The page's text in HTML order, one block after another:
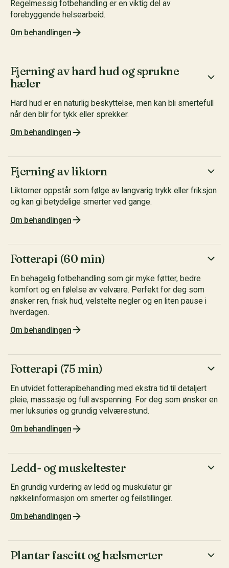
Regelmessig fotbehandling er en viktig del av
forebyggende helsearbeid.
Om behandlingen
Fjerning av hard hud og sprukne
hæler
Hard hud er en naturlig beskyttelse, men kan bli smertefull
når den blir for tykk eller sprekker.
Om behandlingen
Fjerning av liktorn
Liktorner oppstår som følge av langvarig trykk eller friksjon
og kan gi betydelige smerter ved gange.
Om behandlingen
Fotterapi (60 min)
En behagelig fotbehandling som gir myke føtter, bedre
komfort og en følelse av velvære. Perfekt for deg som
ønsker ren, frisk hud, velstelte negler og en liten pause i
hverdagen.
Om behandlingen
Fotterapi (75 min)
En utvidet fotterapibehandling med ekstra tid til detaljert
pleie, massasje og full avspenning. For deg som ønsker en
mer luksuriøs og grundig velværestund.
Om behandlingen
Ledd- og muskeltester
En grundig vurdering av ledd og muskulatur gir
nøkkelinformasjon om smerter og feilstillinger.
Om behandlingen
Plantar fascitt og hælsmerter